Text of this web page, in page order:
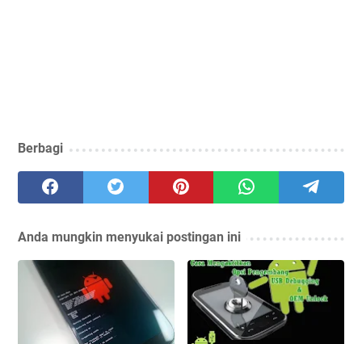
Berbagi
Anda mungkin menyukai postingan ini